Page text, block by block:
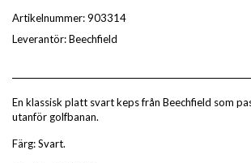
Artikelnummer:903314
Leverantör:Beechfield
En klassisk platt svart keps från Beechfield som
utanför golfbanan.
Färg: Svart.